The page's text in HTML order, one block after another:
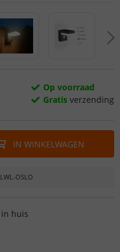
Op voorraad
Gratis verzending
IN WINKELWAGEN
OSLO
in huis